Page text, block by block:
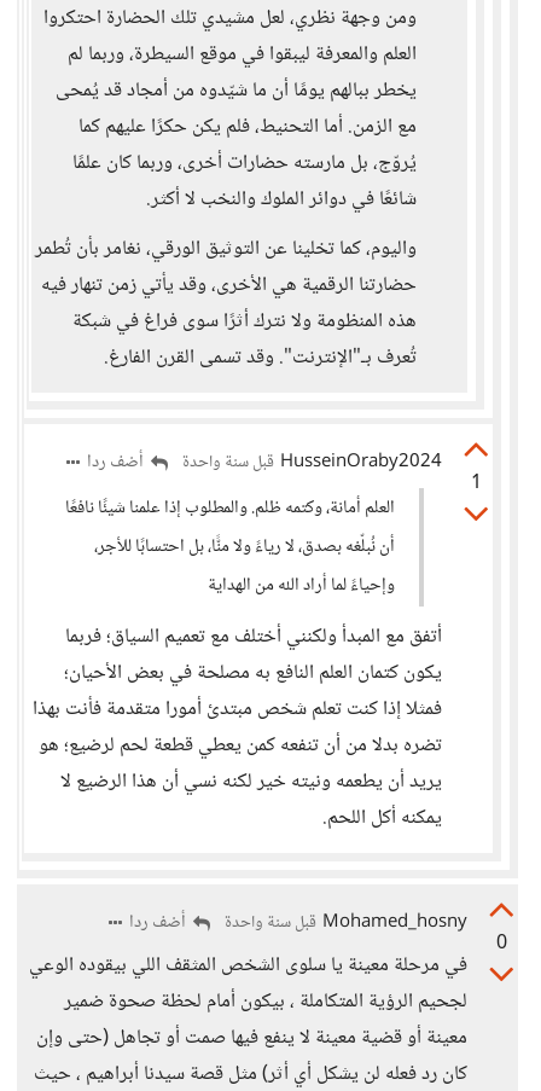
ومن وجهة نظري، لعل مشيدي تلك الحضارة احتكروا
العلم والمعرفة ليبقوا في موقع السيطرة، وربما لم
يخطر ببالهم يومًا أن ما شيّدوه من أمجاد قد يُمحى
مع الزمن. أما التحنيط، فلم يكن حكرًا عليهم كما
يُروّج، بل مارسته حضارات أخرى، وربما كان علمًا
شائعًا في دوائر الملوك والنخب لا أكثر.
واليوم، كما تخلينا عن التوثيق الورقي، نغامر بأن تُطمر
حضارتنا الرقمية هي الأخرى، وقد يأتي زمن تنهار فيه
هذه المنظومة ولا نترك أثرًا سوى فراغ في شبكة
تُعرف بـ"الإنترنت". وقد تسمى القرن الفارغ.
1
HusseinOraby2024 قبل سنة واحدة
أضف ردا
العلم أمانة، وكتمه ظلم. والمطلوب إذا علمنا شيئًا نافعًا
أن نُبلّغه بصدق، لا رياءً ولا منًّا، بل احتسابًا للأجر،
وإحياءً لما أراد الله من الهداية
أتفق مع المبدأ ولكنني أختلف مع تعميم السياق؛ فربما
يكون كتمان العلم النافع به مصلحة في بعض الأحيان؛
فمثلا إذا كنت تعلم شخص مبتدئ أمورا متقدمة فأنت بهذا
تضره بدلا من أن تنفعه كمن يعطي قطعة لحم لرضيع؛ هو
يريد أن يطعمه ونيته خير لكنه نسي أن هذا الرضيع لا
يمكنه أكل اللحم.
0
Mohamed_hosny قبل سنة واحدة أضف ردا
في مرحلة معينة يا سلوى الشخص المثقف اللي بيقوده الوعي
لجحيم الرؤية المتكاملة ، بيكون أمام لحظة صحوة ضمير
معينة أو قضية معينة لا ينفع فيها صمت أو تجاهل (حتى وإن
كان رد فعله لن يشكل أي أثر) مثل قصة سيدنا أبراهيم ، حيث